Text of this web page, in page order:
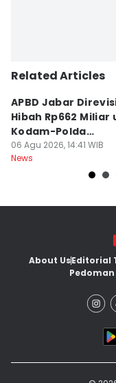
Related Articles
APBD Jabar
Hibah Rp662 Miliar
Kodam-Polda
Dievaluasi
06 Agu 2026, 14:41 WIB
News
About UsEditorial